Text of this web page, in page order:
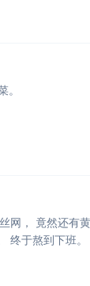
网， 竟然还有
终于熬到下班